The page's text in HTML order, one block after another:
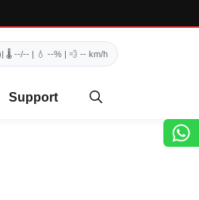
| 🌡️ --/-- | 💧 --% | 💨 -- km/h
Support